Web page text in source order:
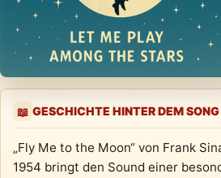
📖 GESCHICHTE HINTER DEM SONG
„Fly Me to the Moon“ von Frank
1954 bringt den Sound einer